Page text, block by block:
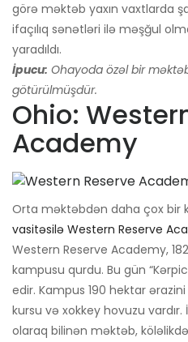
görə məktəb yaxın vaxtlarda
ifaçılıq sənətləri ilə məşğul
yaradıldı.
İpucu: Ohayoda özəl bir
götürülmüşdür.
Ohio:
Academy
Orta məktəbdən daha çox bir
vasitəsilə Western Reserve
Western Reserve Academy,
kampusu qurdu. Bu gün
edir. Kampus 190 hektar
kursu və xokkey hovuzu vardır.
olaraq bilinən məktəb,